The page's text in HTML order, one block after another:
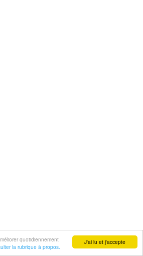
J'ai lu et j'accepte
quotidiennement
la rubrique à propos.